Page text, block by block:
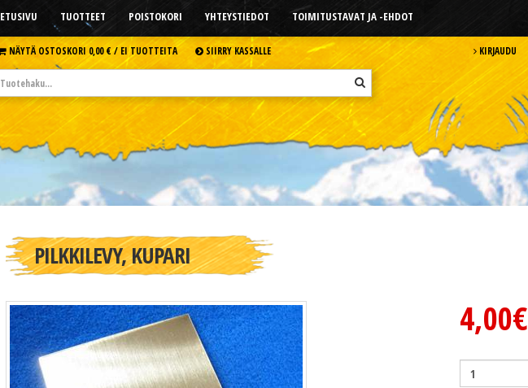
ETUSIVU TUOTTEET POISTOKORI YHTEYSTIEDOT TOIMITUSTAVAT JA -EHDOT
NÄYTÄ OSTOSKORI 0,00 € /EI TUOTTEITA SIIRRY KASSALLE KIRJAUDU
PILKKILEVY, KUPARI
4,00€